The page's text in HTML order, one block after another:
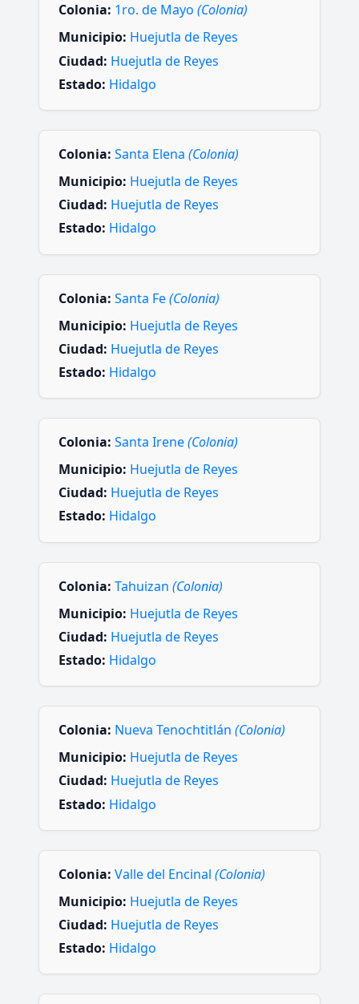
Colonia: 1ro. de Mayo (Colonia)
Municipio: Huejutla de Reyes
Ciudad: Huejutla de Reyes
Estado: Hidalgo
Colonia: Santa Elena (Colonia)
Municipio: Huejutla de Reyes
Ciudad: Huejutla de Reyes
Estado: Hidalgo
Colonia: Santa Fe(Colonia)
Municipio: Huejutla de Reyes
Ciudad: Huejutla de Reyes
Estado: Hidalgo
Colonia: Santa Irene(Colonia)
Municipio: Huejutla de Reyes
Ciudad: Huejutla de Reyes
Estado: Hidalgo
Colonia: Tahuizan (Colonia)
Municipio: Huejutla de Reyes
Ciudad: Huejutla de Reyes
Estado: Hidalgo
Colonia: Nueva Tenochtitlán (Colonia)
Municipio: Huejutla de Reyes
Ciudad: Huejutla de Reyes
Estado: Hidalgo
Colonia: Valle del Encinal (Colonia)
Municipio: Huejutla de Reyes
Ciudad: Huejutla de Reyes
Estado: Hidalgo